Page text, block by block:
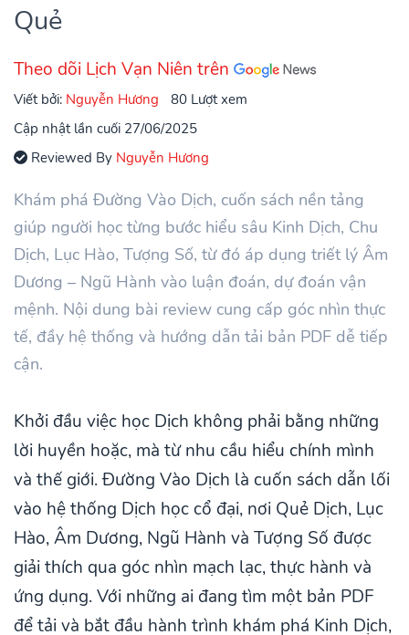
Quẻ
Theo dõi Lịch Vạn Niên trên
Viết bởi: Nguyễn Hương
80 Lượt xem
Cập nhật lần cuối 27/06/2025
Reviewed By Nguyễn Hương
Khám phá Đường Vào Dịch, cuốn sách nền tảng
giúp người học từng bước hiểu sâu Kinh Dịch, Chu
Dịch, Lục Hào, Tượng Số, từ đó áp dụng triết lý Âm
Dương – Ngũ Hành vào luận đoán, dự đoán vận
mệnh. Nội dung bài review cung cấp góc nhìn thực
tế, đầy hệ thống và hướng dẫn tải bản PDF dễ tiếp
cận.
Khởi đầu việc học Dịch không phải bằng những
lời huyền hoặc, mà từ nhu cầu hiểu chính mình
và thế giới. Đường Vào Dịch là cuốn sách dẫn lối
vào hệ thống Dịch học cổ đại, nơi Quẻ Dịch, Lục
Hào, Âm Dương, Ngũ Hành và Tượng Số được
giải thích qua góc nhìn mạch lạc, thực hành và
ứng dụng. Với những ai đang tìm một bản PDF
để tải và bắt đầu hành trình khám phá Kinh Dịch,